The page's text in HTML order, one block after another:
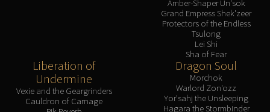
Amber-Shaper Un'sok
Grand Empress Shek'zeer
Protectors of the Endless
Tsulong
Lei Shi
Sha of Fear
Liberation of
Undermine
Vexie and the Geargrinders
Cauldron of Carnage
Dragon Soul
Morchok
Warlord Zon'ozz
Yor'sahj the Unsleeping
Hagara the Stormbinder